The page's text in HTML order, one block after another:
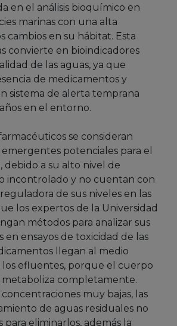
en el análisis bioquímico en
marinas con una alta
cambios en su hábitat. Esta
convierte en bioindicadores
de las aguas, ya que
de medicamentos y
sistema de alerta temprana
en el entorno.
se consideran
potenciales para el
debido a su alto nivel de
incontrolado y no cuentan con
de sus niveles en las
los expertos de la Universidad
métodos para analizar sus
en ensayos de toxicidad de las
llegan al medio
los efluentes, porque el cuerpo
metaboliza completamente.
muy bajas, las
de aguas residuales no
para eliminarlos, además la